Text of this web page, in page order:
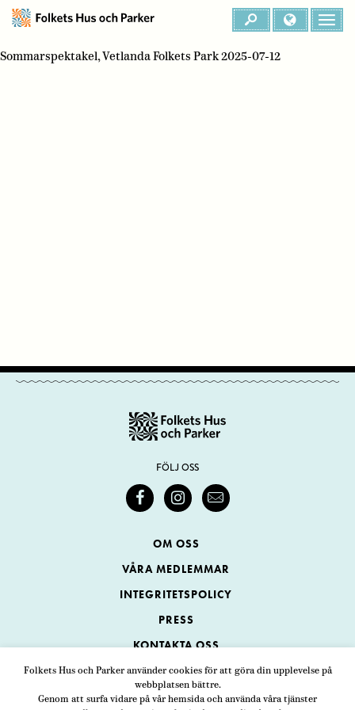
Folkets Hus och Parker använder cookies för att göra din upplevelse på
webbplatsen bättre.
Genom att surfa vidare på vår hemsida och använda våra tjänster
Sommarspektakel, Vetlanda Folkets Park 2025-07-12
FÖLJ OSS
OM OSS
VÅRA MEDLEMMAR
INTEGRITETSPOLICY
PRESS
KONTAKTA OSS
Folkets Hus och Parker